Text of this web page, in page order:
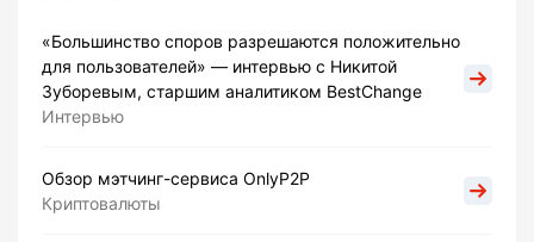
«Большинство споров разрешаются положительно
для пользователей» — интервью с Никитой
Зуборевым, старшим аналитиком BestChange
Интервью
Обзор мэтчинг-сервиса OnlyP2P
Криптовалюты